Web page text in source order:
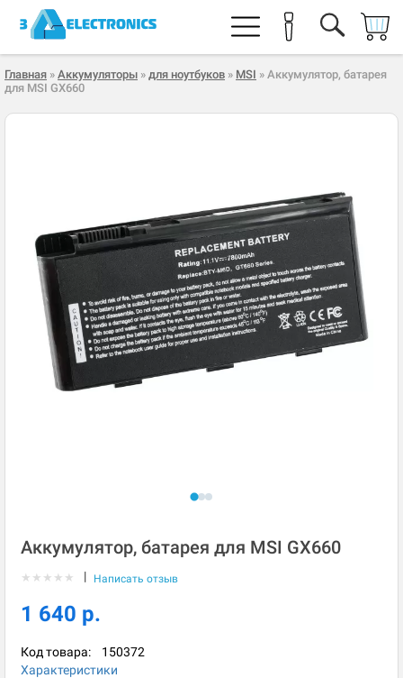
Главная » Аккумуляторы » для ноутбуков » MSI » Аккумулятор, батарея
для MSI GX660
Аккумулятор, батарея для MSI GX660
★ ★ ★ ★ ★ | Написать отзыв
1 640 р.
Код товара: 150372
Характеристики